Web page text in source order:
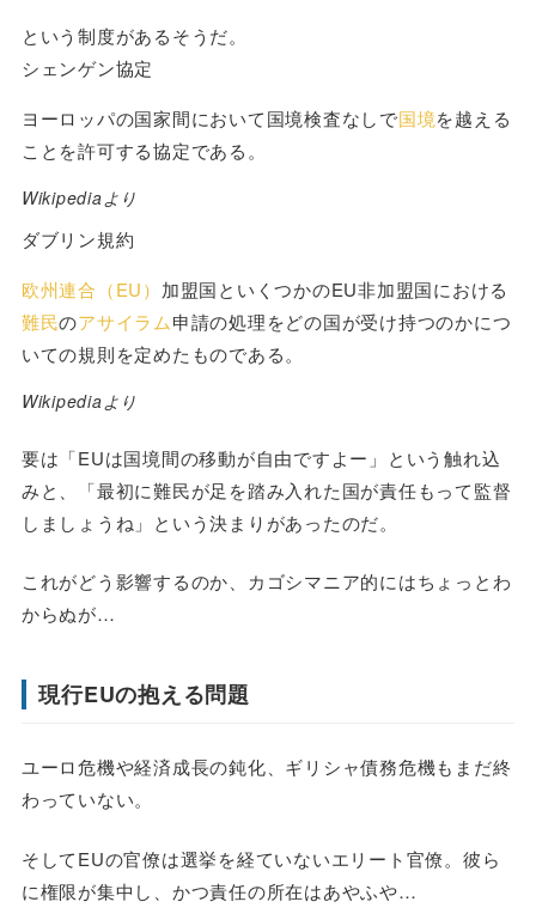
という制度があるそうだ。
シェンゲン協定
ヨーロッパの国家間において国境検査なしで国境を越える
ことを許可する協定である。
Wikipediaより
ダブリン規約
欧州連合（EU） 加盟国といくつかのEU非加盟国における
難民のアサイラム申請の処理をどの国が受け持つのかにつ
いての規則を定めたものである。
Wikipediaより
要は「EUは国境間の移動が自由ですよー」という触れ込
みと、「最初に難民が足を踏み入れた国が責任もって監督
しましょうね」という決まりがあったのだ。
これがどう影響するのか、カゴシマニア的にはちょっとわ
からぬが…
現行EUの抱える問題
ユーロ危機や経済成長の鈍化、ギリシャ債務危機もまだ終
わっていない。
そしてEUの官僚は選挙を経ていないエリート官僚。彼ら
に権限が集中し、かつ責任の所在はあやふや…